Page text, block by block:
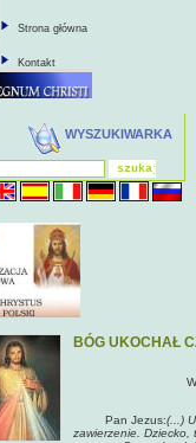
Strona główna
Kontakt
WYSZUKIWARKA
BÓG UKOCHAŁ
Pan Jezus:(...)
zawierzenie. Dziecko,